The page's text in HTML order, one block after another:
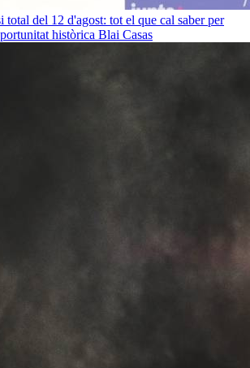
total del 12 d'agost: tot el que cal saber per
històrica Blai Casas